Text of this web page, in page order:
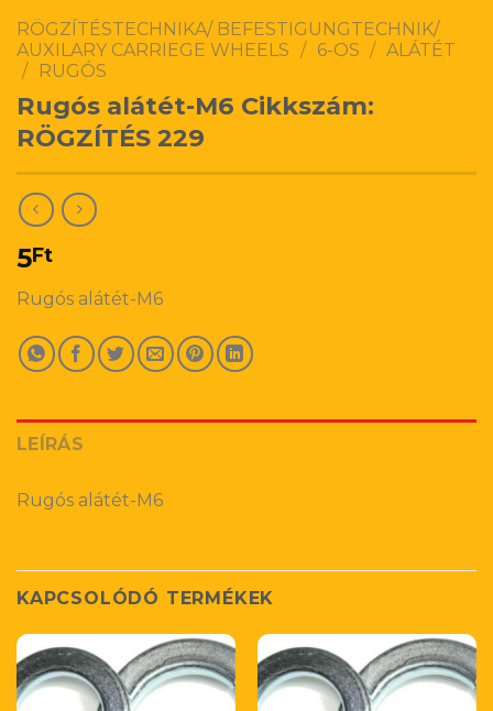
RÖGZÍTÉSTECHNIKA/ BEFESTIGUNGTECHNIK/
AUXILARY CARRIEGE WHEELS / 6-OS / ALÁTÉT
/
RUGÓS
Rugós alátét-M6 Cikkszám:
RÖGZÍTÉS 229
5Ft
Rugós alátét-M6
LEÍRÁS
Rugós alátét-M6
KAPCSOLÓDÓ TERMÉKEK